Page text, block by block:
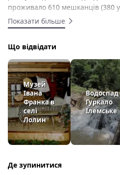
проживало 610 мешканців (380
До 1995 року село входило до
Підлісківську сільську раду. В
середня школа, клуб, бібліотека,
фельдшерсько-акушерський
насипана символічна могила
яка після війни була
Поряд, в 1993 році поставлено
голодомору на Україні.
Показати більше
Що відвідати
Музей
Івана
Франка в
селі
Лолин
Водоспад
Гуркало
Ілемське
Де зупинитися